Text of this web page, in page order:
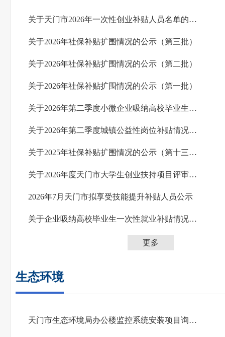
关于天门市2026年一次性创业补贴人员名单的公示（第三批）
关于2026年社保补贴扩围情况的公示（第三批）
关于2026年社保补贴扩围情况的公示（第二批）
关于2026年社保补贴扩围情况的公示（第一批）
关于2026年第二季度小微企业吸纳高校毕业生社保补贴情况公示
关于2026年第二季度城镇公益性岗位补贴情况的公示
关于2025年社保补贴扩围情况的公示（第十三批）
关于2026年度天门市大学生创业扶持项目评审结果的公示
2026年7月天门市拟享受技能提升补贴人员公示
关于企业吸纳高校毕业生一次性就业补贴情况的公示（第三批）
更多
生态环境
天门市生态环境局办公楼监控系统安装项目询价公告